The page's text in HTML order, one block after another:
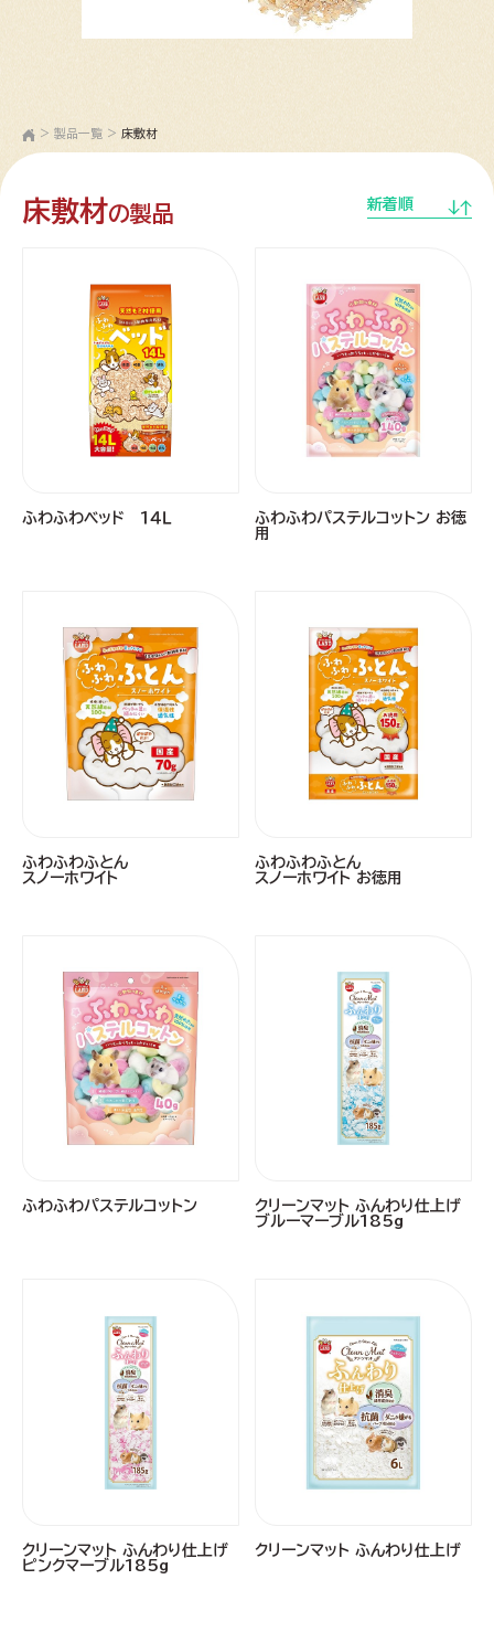
> 製品一覧 > 床敷材
床敷材の製品 新着順
ふわふわベッド １４Ｌ
ふわふわパステルコットン お徳
用
ふわふわふとん
スノーホワイト
ふわふわふとん
スノーホワイト お徳用
ふわふわパステルコットン
クリーンマット ふんわり仕上げ
ブルーマーブル185g
クリーンマット ふんわり仕上げ
ピンクマーブル185g
クリーンマット ふんわり仕上げ